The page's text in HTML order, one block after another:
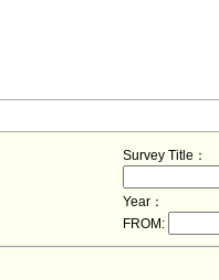
Survey Title：
Year：
FROM: